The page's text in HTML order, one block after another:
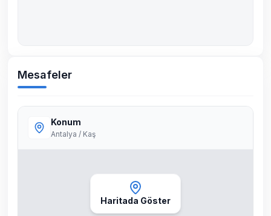
Mesafeler
Konum
Antalya / Kaş
Haritada Göster